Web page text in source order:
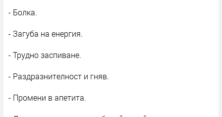
- Болка.
- Загуба на енергия.
- Трудно заспиване.
- Раздразнителност и гняв.
- Промени в апетита.